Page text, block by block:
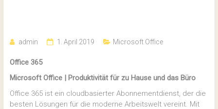
admin 1. April 2019 Microsoft Office
Office 365
Microsoft Office | Produktivität für zu Hause und das Büro
Office 365 ist ein cloudbasierter Abonnementdienst, der die
besten Lösungen für die moderne Arbeitswelt vereint. Mit